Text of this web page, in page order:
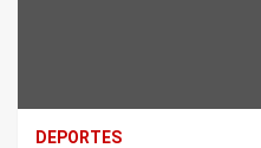
DEPORTES